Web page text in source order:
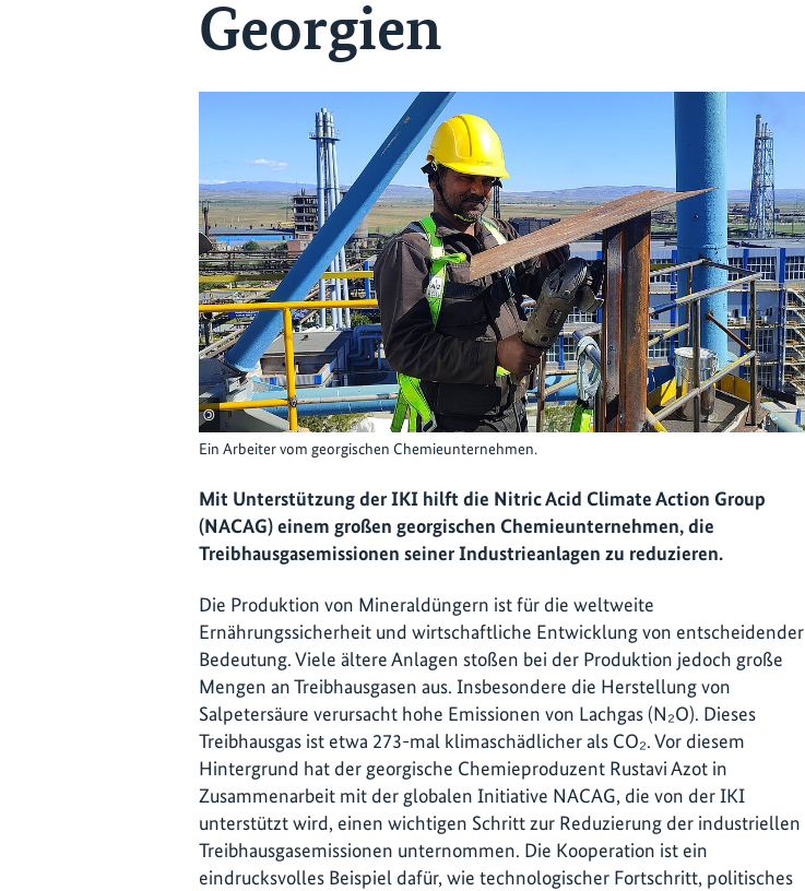
Georgien
©
Ein Arbeiter vom georgischen Chemieunternehmen.
Mit Unterstützung der IKI hilft die Nitric Acid Climate Action Group
(NACAG) einem großen georgischen Chemieunternehmen, die
Treibhausgasemissionen seiner Industrieanlagen zu reduzieren.
Die Produktion von Mineraldüngern ist für die weltweite
Ernährungssicherheit und wirtschaftliche Entwicklung von entscheidender
Bedeutung. Viele ältere Anlagen stoßen bei der Produktion jedoch große
Mengen an Treibhausgasen aus. Insbesondere die Herstellung von
Salpetersäure verursacht hohe Emissionen von Lachgas (N₂O). Dieses
Treibhausgas ist etwa 273-mal klimaschädlicher als CO₂. Vor diesem
Hintergrund hat der georgische Chemieproduzent Rustavi Azot in
Zusammenarbeit mit der globalen Initiative NACAG, die von der IKI
unterstützt wird, einen wichtigen Schritt zur Reduzierung der industriellen
Treibhausgasemissionen unternommen. Die Kooperation ist ein
eindrucksvolles Beispiel dafür, wie technologischer Fortschritt, politisches